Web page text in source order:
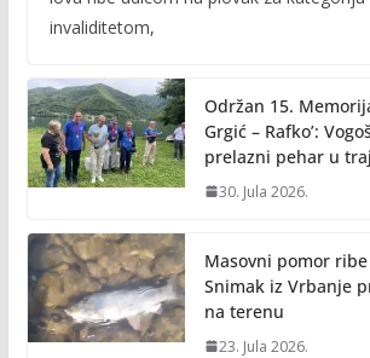
b
o
k
er
n
k
invaliditetom,
Održan 15.
Grgić – Rafko’:
prelazni pehar u
30. Jula 2026.
Masovni pomor
Snimak iz Vrbanje
na terenu
23. Jula 2026.